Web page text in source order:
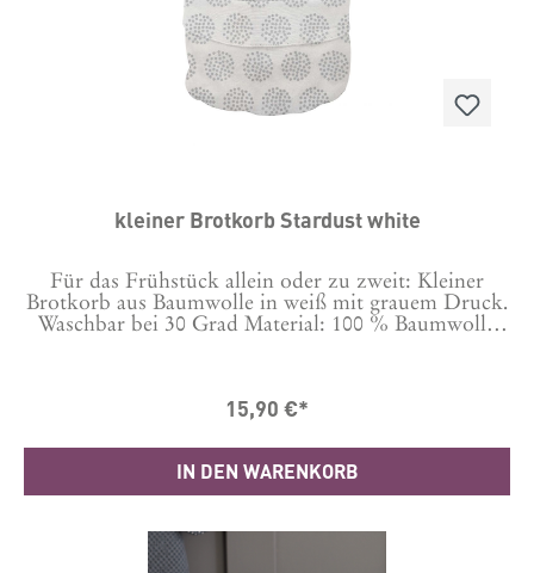
kleiner Brotkorb Stardust white
Für das Frühstück allein oder zu zweit: Kleiner
Brotkorb aus Baumwolle in weiß mit grauem Druck.
Waschbar bei 30 Grad Material: 100 % Baumwolle
15,90 €*
IN DEN WARENKORB